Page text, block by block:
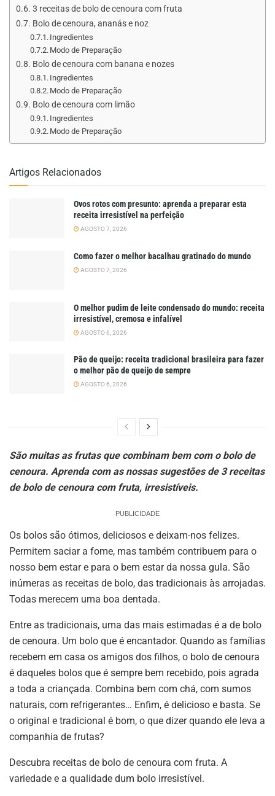
3 receitas de bolo de cenoura com fruta
Bolo de cenoura, ananás e noz
Ingredientes
Modo de Preparação
Bolo de cenoura com banana e nozes
Ingredientes
Modo de Preparação
Bolo de cenoura com limão
Ingredientes
Modo de Preparação
Artigos Relacionados
Ovos rotos com presunto: aprenda a preparar esta
receita irresistível na perfeição
AGOSTO 7, 2026
Como fazer o melhor bacalhau gratinado do mundo
AGOSTO 7, 2026
O melhor pudim de leite condensado do mundo: receita
irresistível, cremosa e infalível
AGOSTO 6, 2026
Pão de queijo: receita tradicional brasileira para fazer
o melhor pão de queijo de sempre
AGOSTO 6, 2026
São muitas as frutas que combinam bem com o bolo de
cenoura. Aprenda com as nossas sugestões de 3 receitas
de bolo de cenoura com fruta, irresistíveis.
PUBLICIDADE
Os bolos são ótimos, deliciosos e deixam-nos felizes.
Permitem saciar a fome, mas também contribuem para o
nosso bem estar e para o bem estar da nossa gula. São
inúmeras as receitas de bolo, das tradicionais às arrojadas.
Todas merecem uma boa dentada.
Entre as tradicionais, uma das mais estimadas é a de bolo
de cenoura. Um bolo que é encantador. Quando as famílias
recebem em casa os amigos dos filhos, o bolo de cenoura
é daqueles bolos que é sempre bem recebido, pois agrada
a toda a criançada. Combina bem com chá, com sumos
naturais, com refrigerantes… Enfim, é delicioso e basta. Se
o original e tradicional é bom, o que dizer quando ele leva a
companhia de frutas?
Descubra receitas de bolo de cenoura com fruta. A
variedade e a qualidade dum bolo irresistível.